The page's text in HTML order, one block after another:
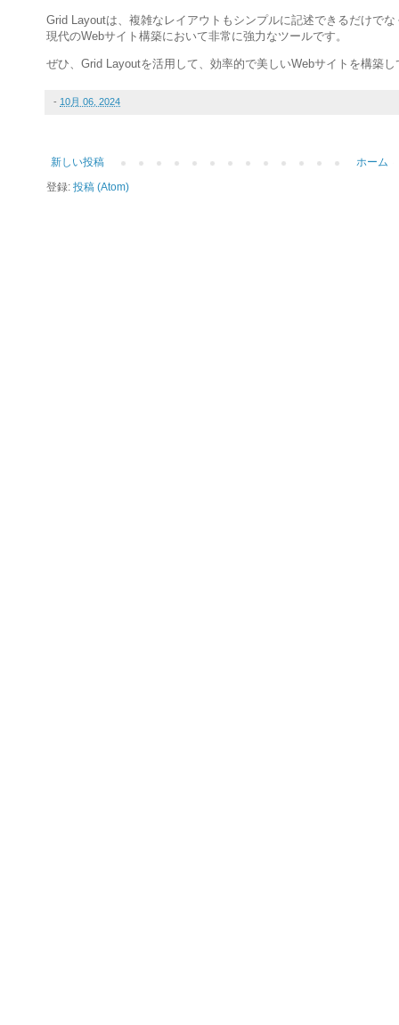
Grid Layoutは、複雑なレイアウトもシンプルに記述できるだけで
現代のWebサイト構築において非常に強力なツールです。
ぜひ、Grid Layoutを活用して、効率的で美しいWebサイトを構築
- 10月 06, 2024
新しい投稿
ホーム
登録: 投稿 (Atom)